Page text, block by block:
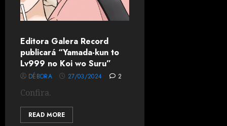
Editora Galera Record
publicará “Yamada-kun to
Lv999 no Koi wo Suru”
DÉBORA 27/03/2024 2
Confira.
READ MORE